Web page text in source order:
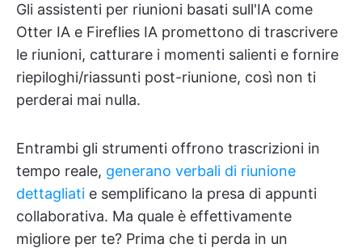
Gli assistenti per riunioni basati sull'IA come
Otter IA e Fireflies IA promettono di trascrivere
le riunioni, catturare i momenti salienti e fornire
riepiloghi/riassunti post-riunione, così non ti
perderai mai nulla.
Entrambi gli strumenti offrono trascrizioni in
tempo reale, generano verbali di riunione
dettagliati e semplificano la presa di appunti
collaborativa. Ma quale è effettivamente
migliore per te? Prima che ti perda in un